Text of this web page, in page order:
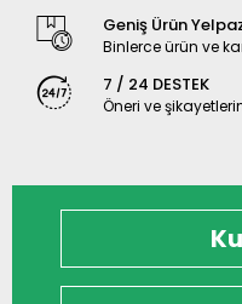
Geniş Ürün
Binlerce ürün ve
7 / 24 DESTEK
Öneri ve